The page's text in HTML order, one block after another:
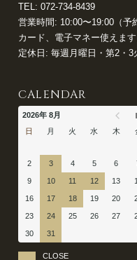
TEL: 072-734-8439
営業時間: 10:00〜19:00（予
カード、電子マネー使えます
定休日: 毎週月曜日・第2・3
CALENDAR
2026年 8月
日
月 火 水 木
2 3 4 5 6
9 10 11 12 13
16 17 18 19 20
23 24 25 26 27
30 31
CLOSE